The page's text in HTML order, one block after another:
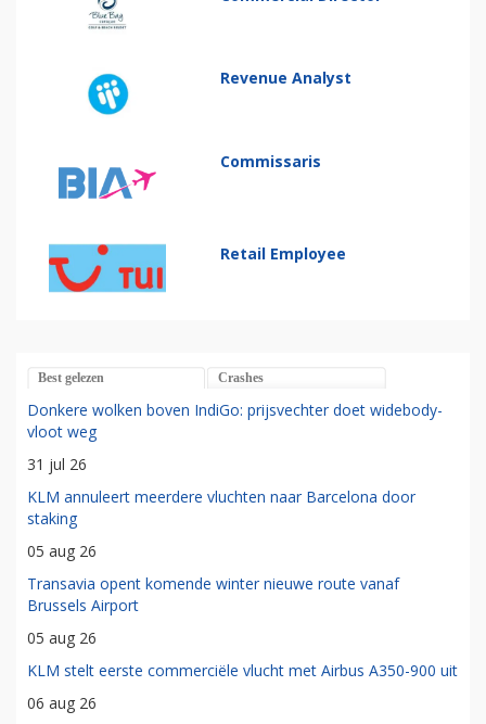
Revenue Analyst
Commissaris
Retail Employee
Best gelezen Crashes
Donkere wolken boven IndiGo: prijsvechter doet widebody-
vloot weg
31 jul 26
KLM annuleert meerdere vluchten naar Barcelona door
staking
05 aug 26
Transavia opent komende winter nieuwe route vanaf
Brussels Airport
05 aug 26
KLM stelt eerste commerciële vlucht met Airbus A350-900 uit
06 aug 26